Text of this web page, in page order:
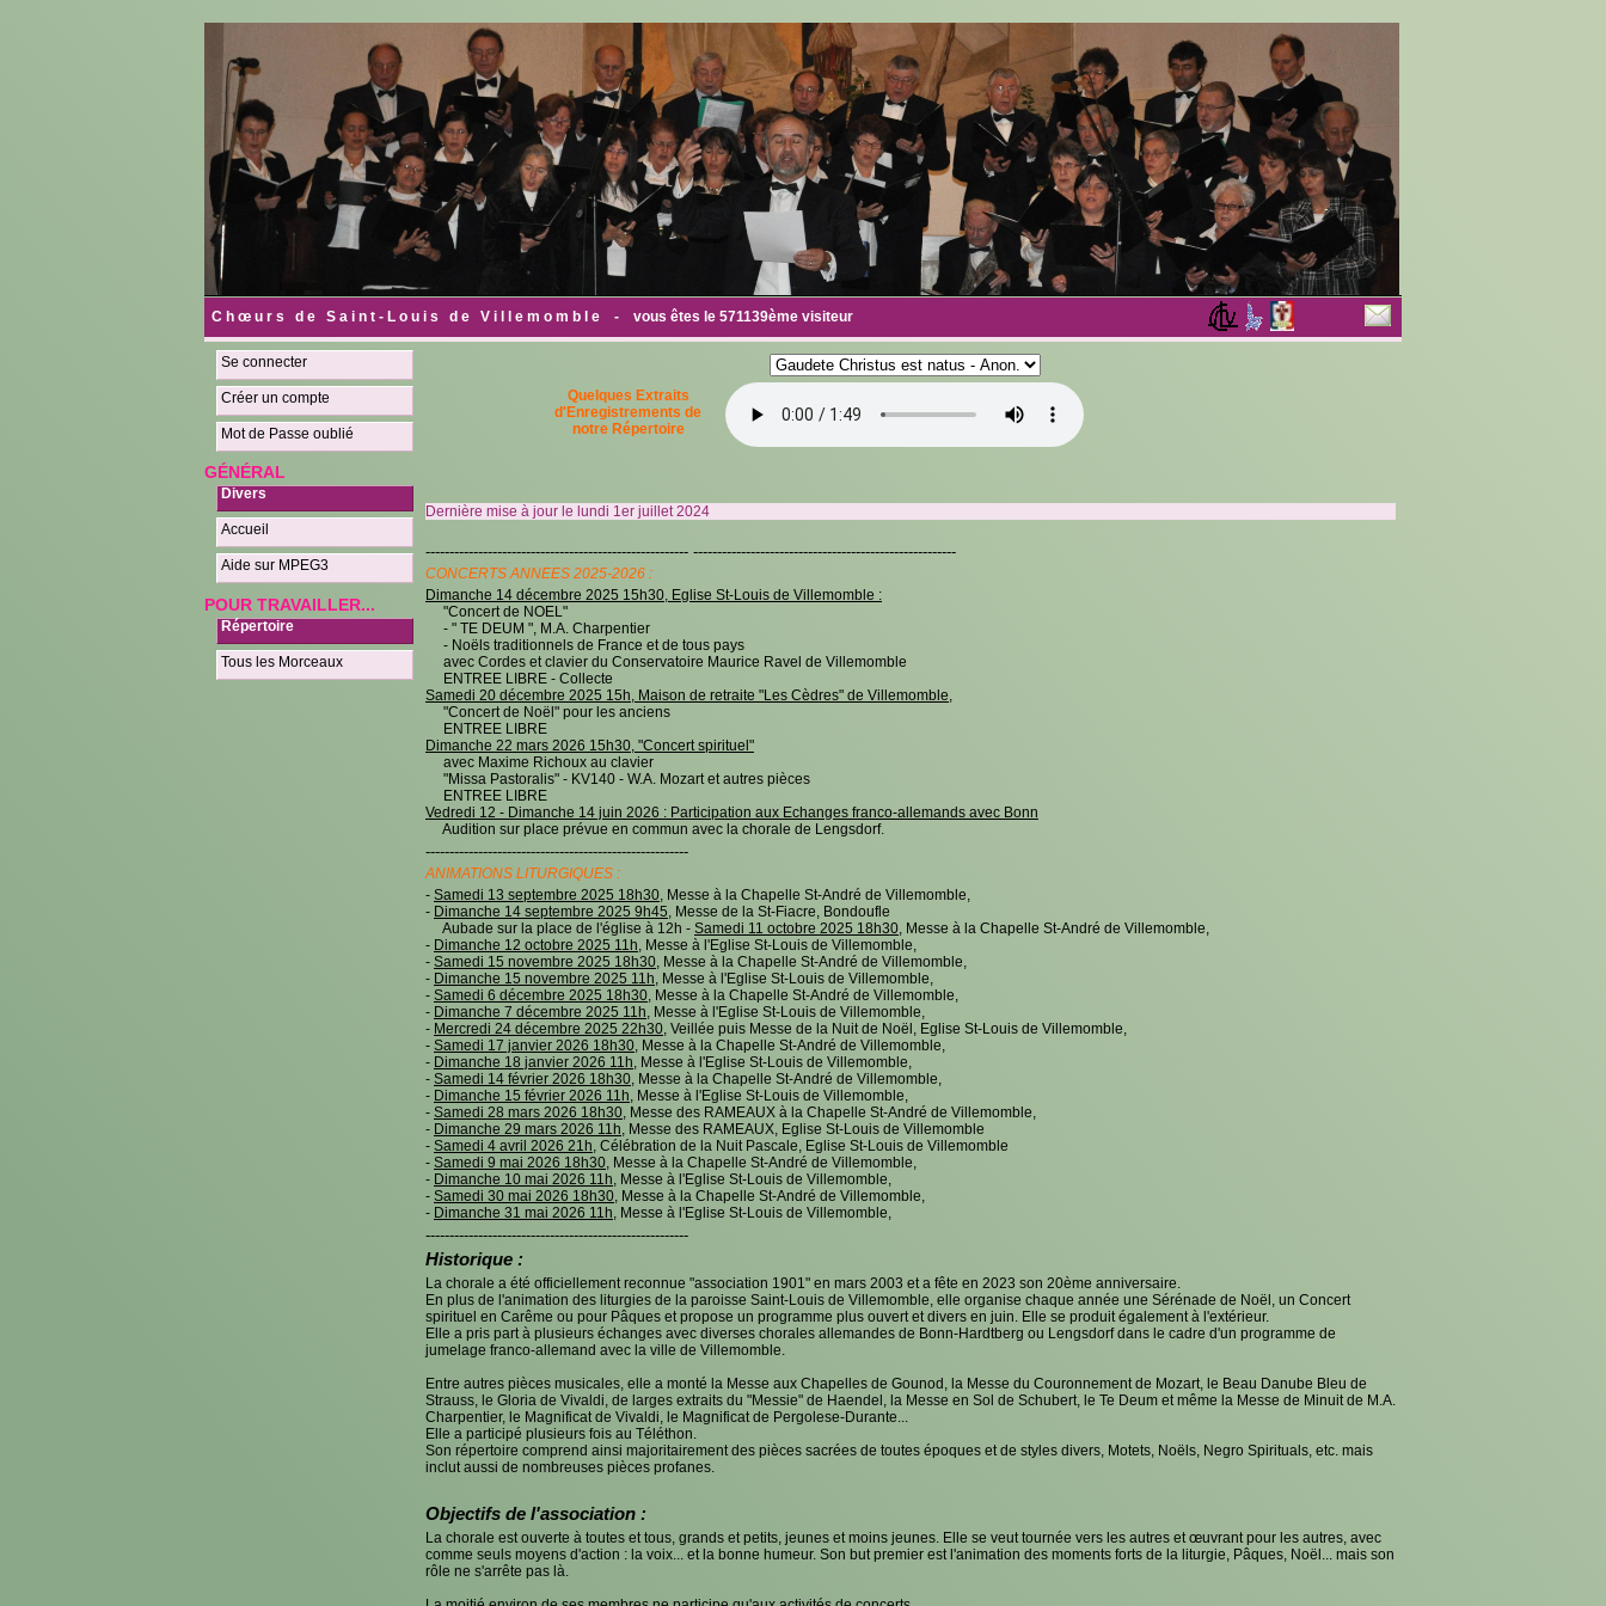
C h œ u r s d e S a i n t - L o u i s d e V i l l e m o m b l e - vous êtes le 571139ème visiteur
Se connecter
Créer un compte
Mot de Passe oublié
GÉNÉRAL
Divers
Accueil
Aide sur MPEG3
POUR TRAVAILLER...
Répertoire
Tous les Morceaux
Quelques Extraits
d'Enregistrements de
notre Répertoire
Dernière mise à jour le lundi 1er juillet 2024
------------------------------------------------------- -------------------------------------------------------
CONCERTS ANNEES 2025-2026 :
Dimanche 14 décembre 2025 15h30, Eglise St-Louis de Villemomble :
"Concert de NOEL"
- " TE DEUM ", M.A. Charpentier
- Noëls traditionnels de France et de tous pays
avec Cordes et clavier du Conservatoire Maurice Ravel de Villemomble
ENTREE LIBRE - Collecte
Samedi 20 décembre 2025 15h, Maison de retraite "Les Cèdres" de Villemomble,
"Concert de Noël" pour les anciens
ENTREE LIBRE
Dimanche 22 mars 2026 15h30, "Concert spirituel"
avec Maxime Richoux au clavier
"Missa Pastoralis" - KV140 - W.A. Mozart et autres pièces
ENTREE LIBRE
Vedredi 12 - Dimanche 14 juin 2026 : Participation aux Echanges franco-allemands avec Bonn
Audition sur place prévue en commun avec la chorale de Lengsdorf.
-------------------------------------------------------
ANIMATIONS LITURGIQUES :
- Samedi 13 septembre 2025 18h30, Messe à la Chapelle St-André de Villemomble,
- Dimanche 14 septembre 2025 9h45, Messe de la St-Fiacre, Bondoufle
Aubade sur la place de l'église à 12h - Samedi 11 octobre 2025 18h30, Messe à la Chapelle St-André de Villemomble,
- Dimanche 12 octobre 2025 11h, Messe à l'Eglise St-Louis de Villemomble,
- Samedi 15 novembre 2025 18h30, Messe à la Chapelle St-André de Villemomble,
- Dimanche 15 novembre 2025 11h, Messe à l'Eglise St-Louis de Villemomble,
- Samedi 6 décembre 2025 18h30, Messe à la Chapelle St-André de Villemomble,
- Dimanche 7 décembre 2025 11h, Messe à l'Eglise St-Louis de Villemomble,
- Mercredi 24 décembre 2025 22h30, Veillée puis Messe de la Nuit de Noël, Eglise St-Louis de Villemomble,
- Samedi 17 janvier 2026 18h30, Messe à la Chapelle St-André de Villemomble,
- Dimanche 18 janvier 2026 11h, Messe à l'Eglise St-Louis de Villemomble,
- Samedi 14 février 2026 18h30, Messe à la Chapelle St-André de Villemomble,
- Dimanche 15 février 2026 11h, Messe à l'Eglise St-Louis de Villemomble,
- Samedi 28 mars 2026 18h30, Messe des RAMEAUX à la Chapelle St-André de Villemomble,
- Dimanche 29 mars 2026 11h, Messe des RAMEAUX, Eglise St-Louis de Villemomble
- Samedi 4 avril 2026 21h, Célébration de la Nuit Pascale, Eglise St-Louis de Villemomble
- Samedi 9 mai 2026 18h30, Messe à la Chapelle St-André de Villemomble,
- Dimanche 10 mai 2026 11h, Messe à l'Eglise St-Louis de Villemomble,
- Samedi 30 mai 2026 18h30, Messe à la Chapelle St-André de Villemomble,
- Dimanche 31 mai 2026 11h, Messe à l'Eglise St-Louis de Villemomble,
-------------------------------------------------------
Historique :
La chorale a été officiellement reconnue "association 1901" en mars 2003 et a fête en 2023 son 20ème anniversaire.
En plus de l'animation des liturgies de la paroisse Saint-Louis de Villemomble, elle organise chaque année une Sérénade de Noël, un Concert
spirituel en Carême ou pour Pâques et propose un programme plus ouvert et divers en juin. Elle se produit également à l'extérieur.
Elle a pris part à plusieurs échanges avec diverses chorales allemandes de Bonn-Hardtberg ou Lengsdorf dans le cadre d'un programme de
jumelage franco-allemand avec la ville de Villemomble.
Entre autres pièces musicales, elle a monté la Messe aux Chapelles de Gounod, la Messe du Couronnement de Mozart, le Beau Danube Bleu de
Strauss, le Gloria de Vivaldi, de larges extraits du "Messie" de Haendel, la Messe en Sol de Schubert, le Te Deum et même la Messe de Minuit de M.A.
Charpentier, le Magnificat de Vivaldi, le Magnificat de Pergolese-Durante...
Elle a participé plusieurs fois au Téléthon.
Son répertoire comprend ainsi majoritairement des pièces sacrées de toutes époques et de styles divers, Motets, Noëls, Negro Spirituals, etc. mais
inclut aussi de nombreuses pièces profanes.
Objectifs de l'association :
La chorale est ouverte à toutes et tous, grands et petits, jeunes et moins jeunes. Elle se veut tournée vers les autres et œuvrant pour les autres, avec
comme seuls moyens d'action : la voix... et la bonne humeur. Son but premier est l'animation des moments forts de la liturgie, Pâques, Noël... mais son
rôle ne s'arrête pas là.